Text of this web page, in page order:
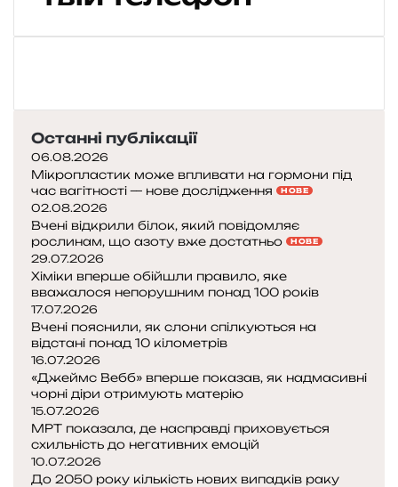
о
ч
и
з
а
з
о
л
о
т
о
м
с
о
т
у
в
л
і
т
у
і
в
з
и
м
к
н
а
З
е
л
і
:
н
е
т
о
н
е
,
г
о
р
и
Останні публікації
06.08.2026
Мікропластик може впливати на гормони під
час вагітності — нове дослідження
НОВЕ
02.08.2026
Вчені відкрили білок, який повідомляє
рослинам, що азоту вже достатньо
НОВЕ
29.07.2026
Хіміки вперше обійшли правило, яке
вважалося непорушним понад 100 років
17.07.2026
Вчені пояснили, як слони спілкуються на
відстані понад 10 кілометрів
16.07.2026
«Джеймс Вебб» вперше показав, як надмасивні
чорні діри отримують матерію
15.07.2026
МРТ показала, де насправді приховується
схильність до негативних емоцій
10.07.2026
До 2050 року кількість нових випадків раку